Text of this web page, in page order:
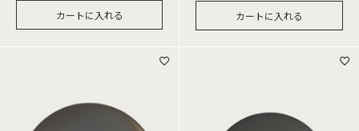
カートに入れる カートに入れる